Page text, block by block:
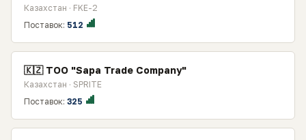
Казахстан · FKE-2
Поставок: 512
🇰🇿 ТОО "Sapa Trade Company"
Казахстан · SPRITE
Поставок: 325